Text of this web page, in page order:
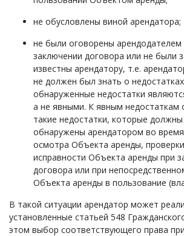
не обусловлены виной арендатора;
не были оговорены арендодателем
заключении договора или не были
известны арендатору, т.е.
не должен был знать о
обнаруженные недостатки
а не явными. К явным недостаткам
такие недостатки, которые
обнаружены арендатором во
осмотра Объекта аренды, проверки
исправности Объекта аренды при
договора или при
Объекта аренды в пользование
В такой ситуации арендатор может
установленные статьей 548
этом выбор соответствующего права